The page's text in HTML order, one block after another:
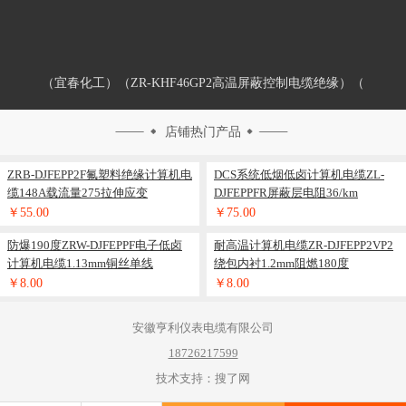
（宜春化工）（ZR-KHF46GP2高温屏蔽控制电缆绝缘）（
店铺热门产品
ZRB-DJFEPP2F氟塑料绝缘计算机电
缆148A载流量275拉伸应变
￥55.00
DCS系统低烟低卤计算机电缆ZL-
DJFEPPFR屏蔽层电阻36/km
￥75.00
防爆190度ZRW-DJFEPPF电子低卤
计算机电缆1.13mm铜丝单线
￥8.00
耐高温计算机电缆ZR-DJFEPP2VP2
绕包内衬1.2mm阻燃180度
￥8.00
安徽亨利仪表电缆有限公司
18726217599
技术支持：搜了网